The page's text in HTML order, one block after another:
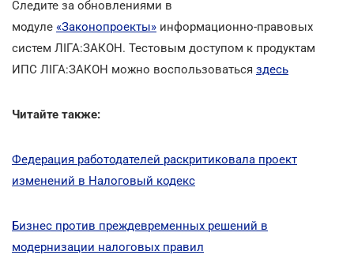
Следите за обновлениями в
модуле «Законопроекты» информационно-правовых
систем ЛІГА:ЗАКОН. Тестовым доступом к продуктам
ИПС ЛІГА:ЗАКОН можно воспользоваться здесь
Читайте также:
Федерация работодателей раскритиковала проект
изменений в Налоговый кодекс
Бизнес против преждевременных решений в
модернизации налоговых правил